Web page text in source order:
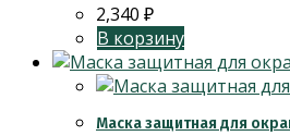
2,340 ₽
В корзину
Маска защитная для